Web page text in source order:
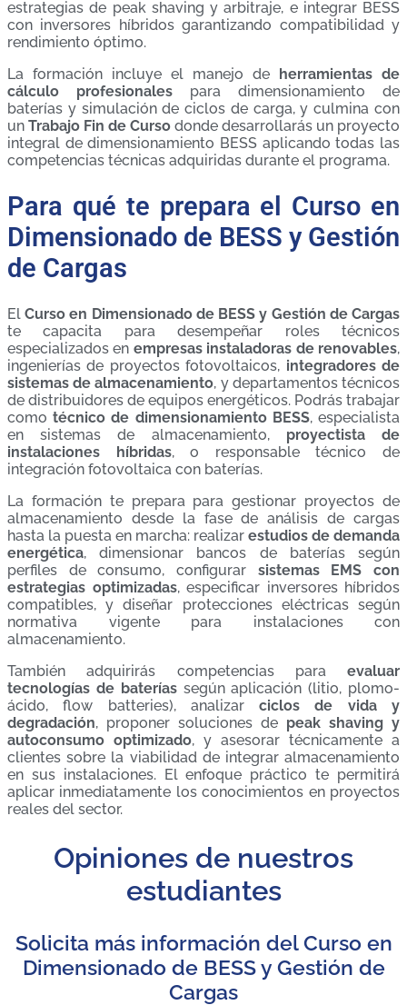
estrategias de peak shaving y arbitraje, e integrar BESS
con inversores híbridos garantizando compatibilidad y
rendimiento óptimo.
La formación incluye el manejo de
herramientas de
cálculo profesionales para dimensionamiento de
baterías y simulación de ciclos de carga, y culmina con
un Trabajo Fin de Curso donde desarrollarás un proyecto
integral de dimensionamiento BESS aplicando todas las
competencias técnicas adquiridas durante el programa.
Para qué te prepara el Curso en
Dimensionado de BESS y Gestión
de Cargas
ElCurso en Dimensionado de BESS y Gestión de Cargas
te capacita para desempeñar roles técnicos
especializados en empresas instaladoras de renovables,
ingenierías de proyectos fotovoltaicos, integradores de
sistemas de almacenamiento, y departamentos técnicos
de distribuidores de equipos energéticos. Podrás trabajar
comotécnico de dimensionamiento BESS, especialista
en sistemas de almacenamiento, proyectista de
instalaciones híbridas, o responsable técnico de
integración fotovoltaica con baterías.
La formación te prepara para gestionar proyectos de
almacenamiento desde la fase de análisis de cargas
hasta la puesta en marcha: realizar estudios de demanda
energética, dimensionar bancos de baterías según
perfiles de consumo, configurar sistemas EMS con
estrategias optimizadas, especificar inversores híbridos
compatibles, y diseñar protecciones eléctricas según
normativa vigente para instalaciones con
almacenamiento.
También adquirirás competencias para evaluar
tecnologías de bateríassegún aplicación (litio, plomo-
ácido, flow batteries), analizarciclos de vida y
degradación, proponer soluciones de peak shaving y
autoconsumo optimizado, y asesorar técnicamente a
clientes sobre la viabilidad de integrar almacenamiento
en sus instalaciones. El enfoque práctico te permitirá
aplicar inmediatamente los conocimientos en proyectos
reales del sector.
Opiniones de nuestros
estudiantes
Solicita más información del Curso en
Dimensionado de BESS y Gestión de
Cargas